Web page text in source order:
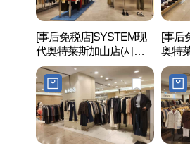
[事后免税店]SYSTEM现
代奥特莱斯加山店(시스
템 현대아울렛 가산점)
[事后
奥特
현대